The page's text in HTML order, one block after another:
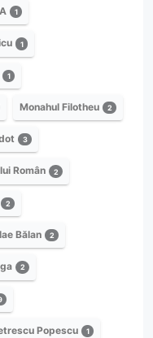
1
1
1
Monahul Filotheu 2
3
Român 2
2
Bălan 2
2
Popescu 1